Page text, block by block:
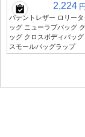
2,224 円
パテントレザー ロリー
ッグ ニューラブバッグ
ッグ クロスボディバッ
スモールバッグラップ